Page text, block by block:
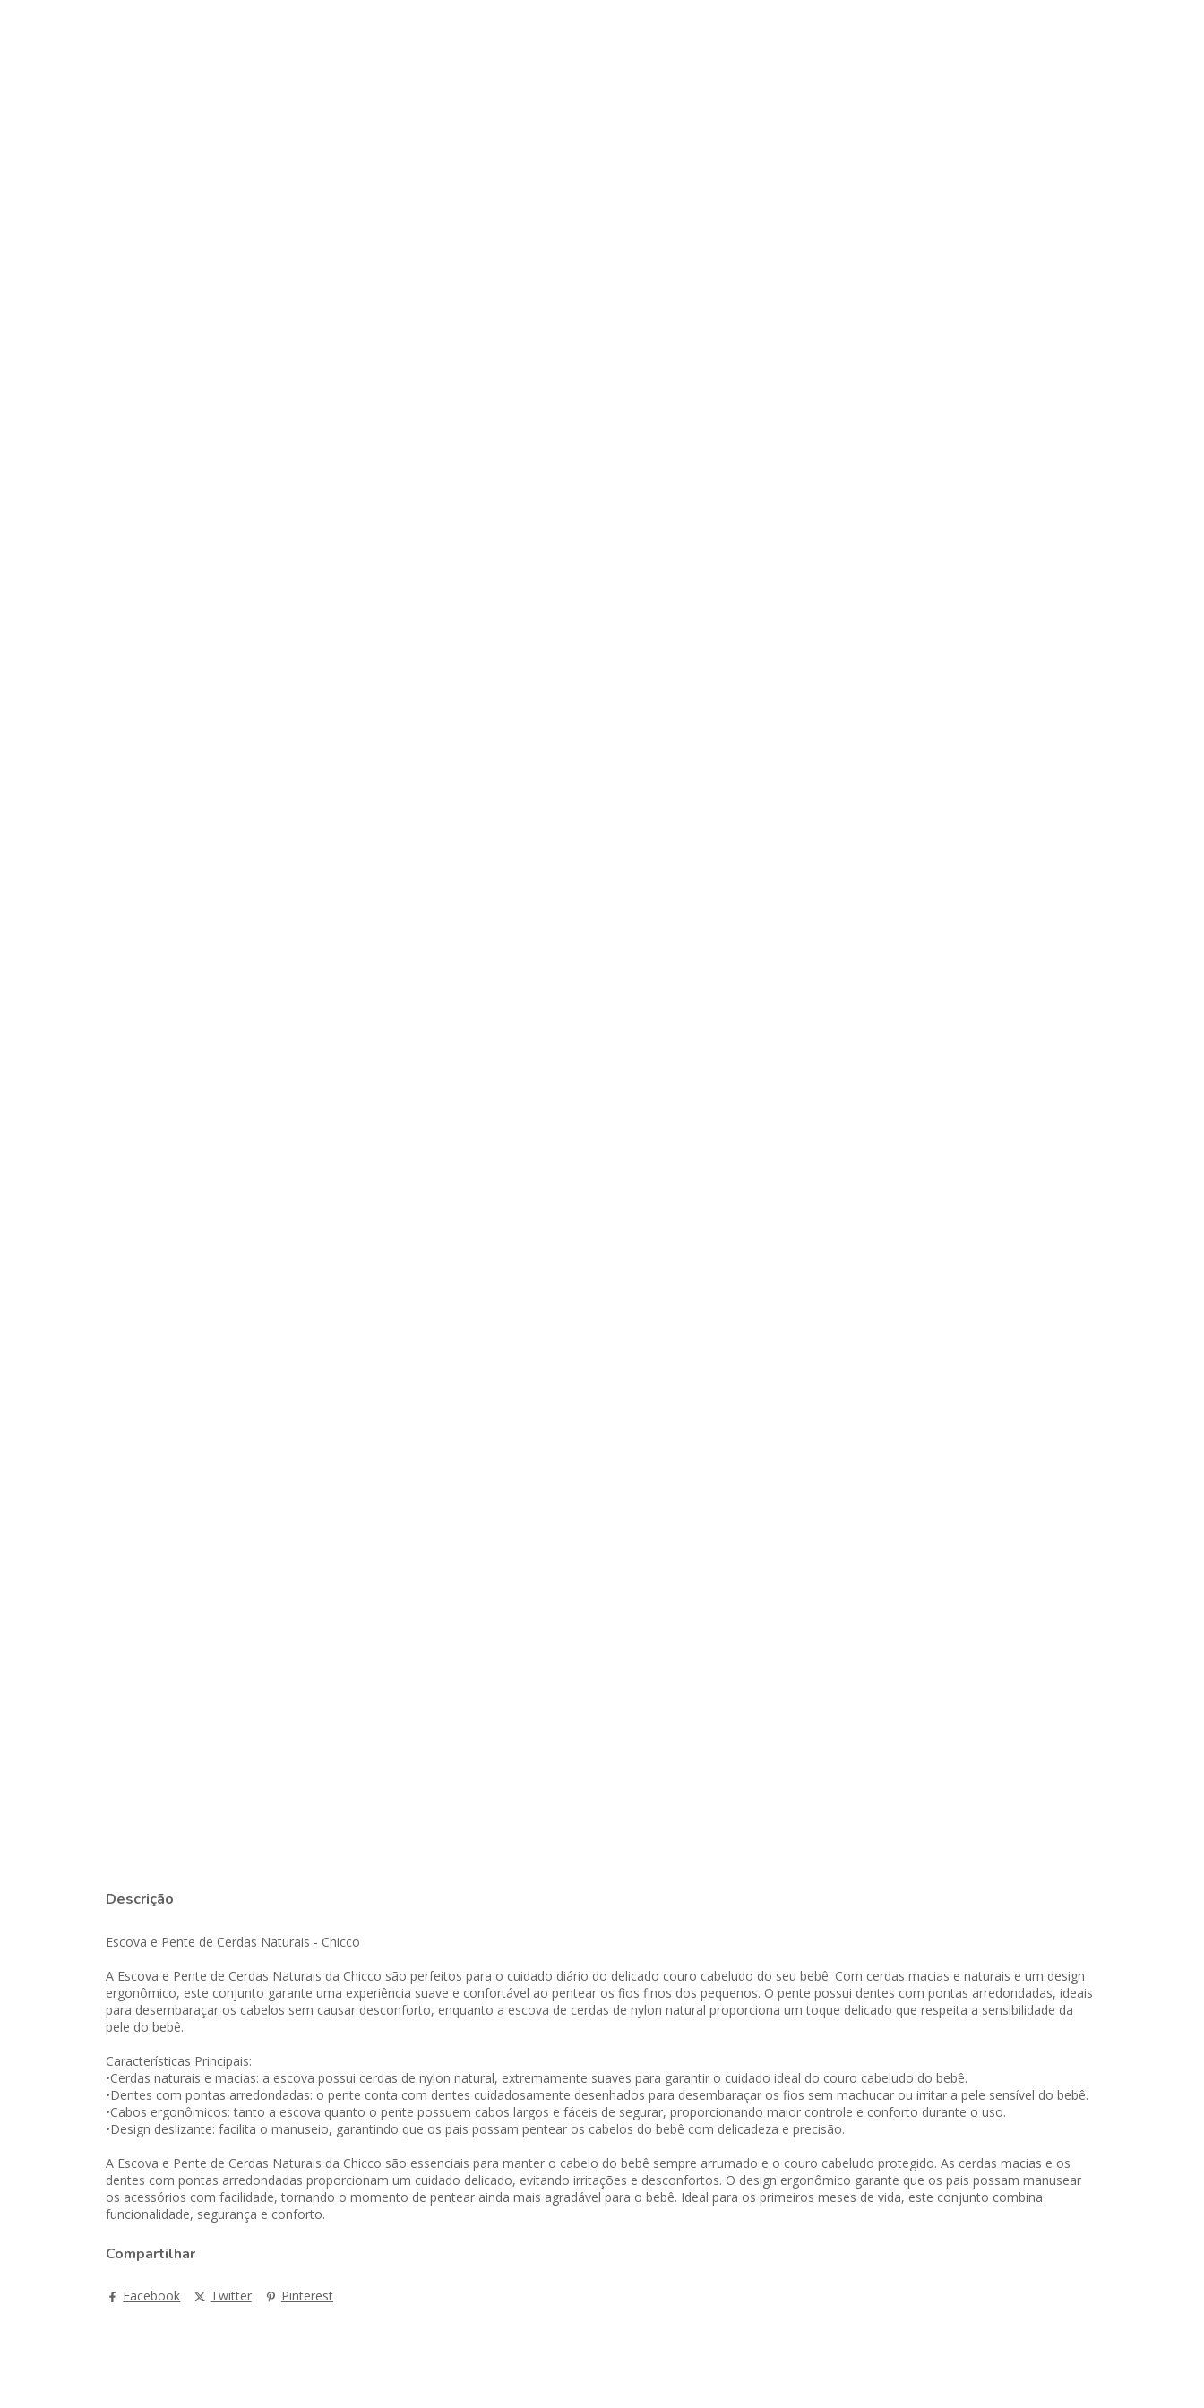
Descrição
Escova e Pente de Cerdas Naturais - Chicco
A Escova e Pente de Cerdas Naturais da Chicco são perfeitos para o cuidado diário do delicado couro cabeludo do seu bebê. Com cerdas macias e naturais e um design
ergonômico, este conjunto garante uma experiência suave e confortável ao pentear os fios finos dos pequenos. O pente possui dentes com pontas arredondadas, ideais
para desembaraçar os cabelos sem causar desconforto, enquanto a escova de cerdas de nylon natural proporciona um toque delicado que respeita a sensibilidade da
pele do bebê.
Características Principais:
•Cerdas naturais e macias: a escova possui cerdas de nylon natural, extremamente suaves para garantir o cuidado ideal do couro cabeludo do bebê.
•Dentes com pontas arredondadas: o pente conta com dentes cuidadosamente desenhados para desembaraçar os fios sem machucar ou irritar a pele sensível do bebê.
•Cabos ergonômicos: tanto a escova quanto o pente possuem cabos largos e fáceis de segurar, proporcionando maior controle e conforto durante o uso.
•Design deslizante: facilita o manuseio, garantindo que os pais possam pentear os cabelos do bebê com delicadeza e precisão.
A Escova e Pente de Cerdas Naturais da Chicco são essenciais para manter o cabelo do bebê sempre arrumado e o couro cabeludo protegido. As cerdas macias e os
dentes com pontas arredondadas proporcionam um cuidado delicado, evitando irritações e desconfortos. O design ergonômico garante que os pais possam manusear
os acessórios com facilidade, tornando o momento de pentear ainda mais agradável para o bebê. Ideal para os primeiros meses de vida, este conjunto combina
funcionalidade, segurança e conforto.
Compartilhar
Facebook Twitter Pinterest